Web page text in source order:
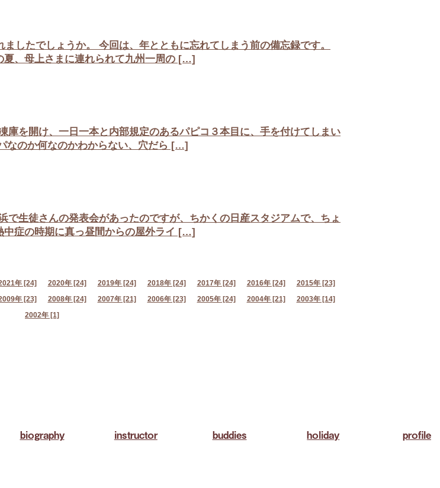
したでしょうか。 今回は、年とともに忘れてしまう前の備忘録です。
、母上さまに連れられて九州一周の […]
を開け、一日一本と内部規定のあるパピコ３本目に、手を付けてしまい
のか何なのかわからない、穴だら […]
生徒さんの発表会があったのですが、ちかくの日産スタジアムで、ちょ
症の時期に真っ昼間からの屋外ライ […]
年 [24] 2020年 [24] 2019年 [24] 2018年 [24] 2017年 [24] 2016年 [24]
2015年 [23]
年 [23] 2008年 [24] 2007年 [21] 2006年 [23] 2005年 [24] 2004年 [21]
2003年 [14]
2002年 [1]
biography instructor buddies holiday profile